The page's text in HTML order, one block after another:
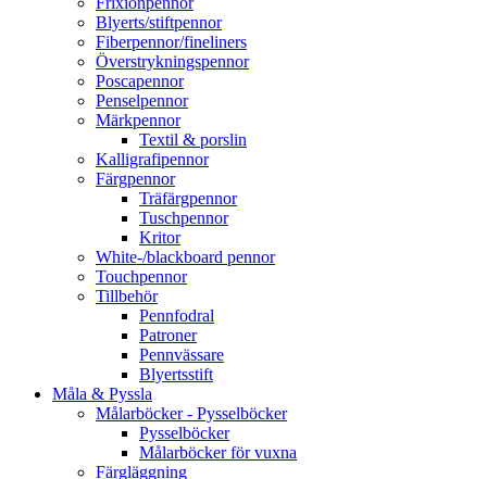
Blyerts/stiftpennor
Fiberpennor/fineliners
Överstrykningspennor
Poscapennor
Penselpennor
Märkpennor
Textil & porslin
Kalligrafipennor
Färgpennor
Träfärgpennor
Tuschpennor
Kritor
White-/blackboard pennor
Touchpennor
Tillbehör
Pennfodral
Patroner
Pennvässare
Blyertsstift
Måla & Pyssla
Målarböcker - Pysselböcker
Pysselböcker
Målarböcker för vuxna
Färgläggning